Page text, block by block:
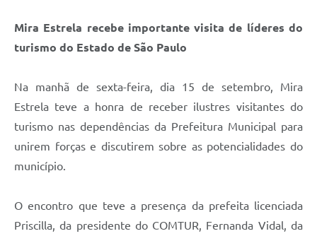
Mira Estrela recebe importante visita de líderes do
turismo do Estado de São Paulo
Na manhã de sexta-feira, dia 15 de setembro, Mira
Estrela teve a honra de receber ilustres visitantes do
turismo nas dependências da Prefeitura Municipal para
unirem forças e discutirem sobre as potencialidades do
município.
O encontro que teve a presença da prefeita licenciada
Priscilla, da presidente do COMTUR, Fernanda Vidal, da